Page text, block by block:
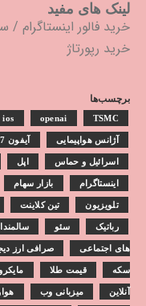
لینک های مفید
خرید فالور اینستاگرام /
خرید رپورتاژ
برچسب‌ها
ios openai TSMC
آژانس هواپیمایی آیفون 17
اسرائیل و حماس اپل
اینستاگرام بازار سهام
تلویزیون تین کلاینت
رباتیک سئو
های اجتماعی صرافی ارز
سکه قیمت طلا
آنلاین میزبانی وب